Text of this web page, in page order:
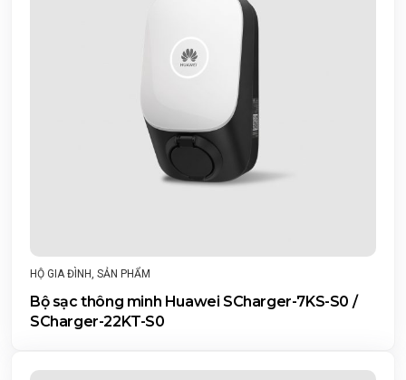
HỘ GIA ĐÌNH, SẢN PHẨM
Bộ sạc thông minh Huawei SCharger-7KS-S0 /
SCharger-22KT-S0